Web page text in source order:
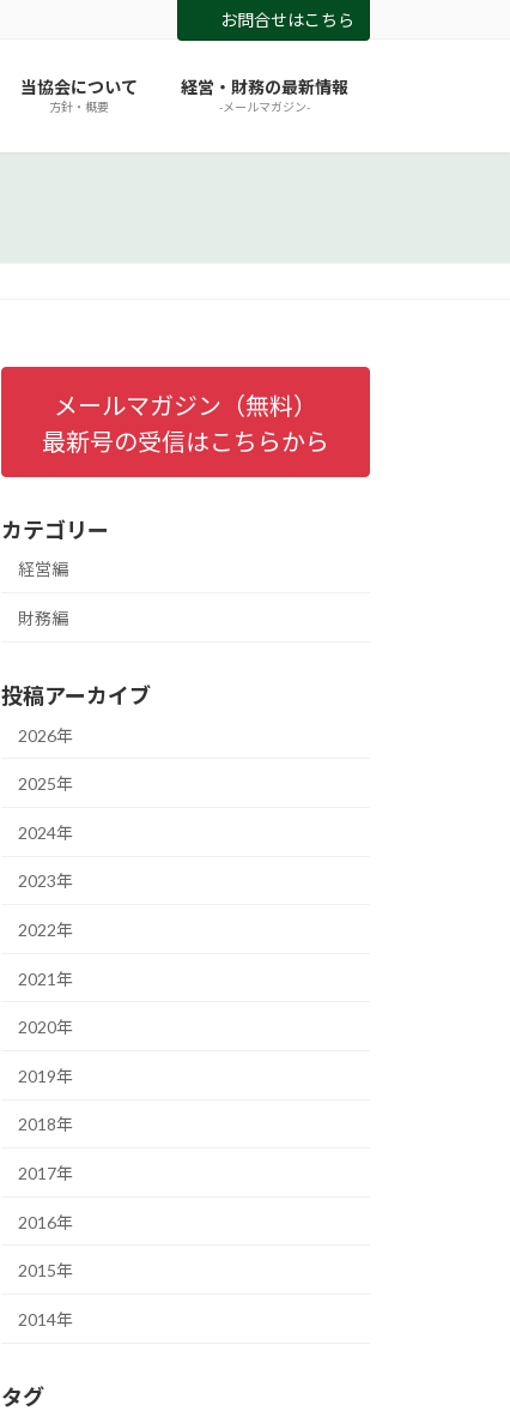
お問合せはこちら
当協会について
方針・概要
経営・財務の最新情報
-メールマガジン-
メールマガジン（無料）
最新号の受信はこちらから
カテゴリー
経営編
財務編
投稿アーカイブ
2026年
2025年
2024年
2023年
2022年
2021年
2020年
2019年
2018年
2017年
2016年
2015年
2014年
タグ